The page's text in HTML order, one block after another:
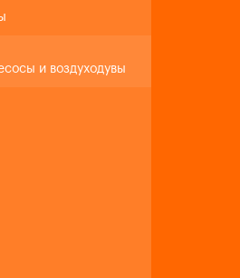
и воздуходувы